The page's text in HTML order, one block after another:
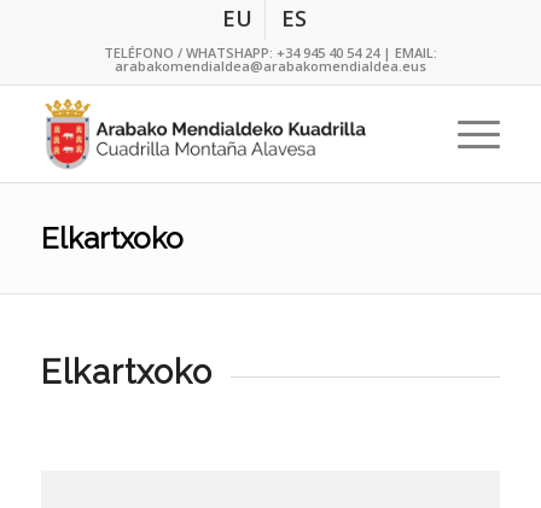
EU ES
TELÉFONO / WHATSHAPP: +34 945 40 54 24| EMAIL:
arabakomendialdea@arabakomendialdea.eus
Elkartxoko
Elkartxoko